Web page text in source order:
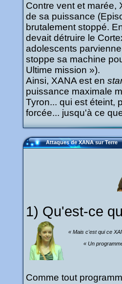
Contre vent et marée,
de sa puissance
brutalement stoppé.
devait détruire le
adolescents
stoppe sa machine
Ultime mission »).
Ainsi, XANA est en
puissance maximale
Tyron... qui est éteint,
forcée... jusqu'à ce
Attaques de XANA sur Terre
1) Qu'est-ce
« Mais c'est qui ce
« Un
Comme tout